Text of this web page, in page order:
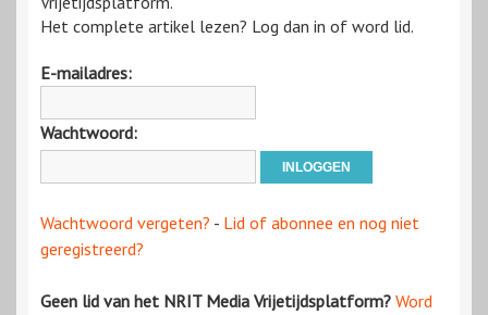
Het complete artikel lezen? Log dan in of word lid.
E-mailadres:
Wachtwoord:
Wachtwoord vergeten? - Lid of abonnee en nog niet
geregistreerd?
Geen lid van het NRIT Media Vrijetijdsplatform? Word